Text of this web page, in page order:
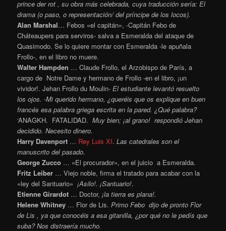
prince der rot , su obra más celebrada, cuya traducción sería: El
drama (o paso, o representación/ del príncipe de los locos).
Alan Marshal… Febos «el capitán», -Capitán Febo de
Cháteaupers para serviros- salva a Esmeralda del ataque de
Quasimodo. Se lo quiere montar con Esmeralda -le apuñala
Frollo-, en el libro no muere.
Walter Hampden … Claude Frollo, el Arzobispo de París, a
cargo de Notre Dame y hermano de Frollo -en el libro, ¡un
vividor!. Jehan Frollo du Moulin-El estudiante levantó resuelto
los ojos. -Mi querido hermano, ¿queréis que os explique en buen
francés esa palabra griega escrita en la pared. ¿Qué palabra?
‘ANAGKH. FATALIDAD.Muy bien; ¡al grano! respondió Jehan
decidido. Necesito dinero.
Harry Davenport … Rey Luis XI.Las catedrales son el
manuscrito del pasado.
George Zucco … «El procurador», en el juicio a Esmeralda.
Fritz Leiber … Viejo noble, firma el tratado para acabar con la
«ley del Santuario» ¡Asilo!. ¡Santuario!.
Etienne Girardot … Doctor, ¡la tierra es plana!.
Helene Whitney … Flor de Lis.Primo Febo dijo de pronto Flor
de Lis , ya que conocéis a esa gitanilla, ¿por qué no le pedís que
suba? Nos distraería mucho.